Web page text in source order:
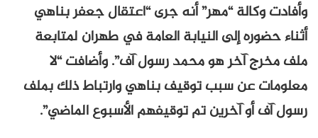
وأفادت وكالة “مهر” أنه جرى “اعتقال جعفر بناهي
أثناء حضوره إلى النيابة العامة في طهران لمتابعة
ملف مخرج آخر هو محمد رسول آف”. وأضافت “لا
معلومات عن سبب توقيف بناهي وارتباط ذلك بملف
رسول آف أو آخرين تم توقيفهم الأسبوع الماضي”.